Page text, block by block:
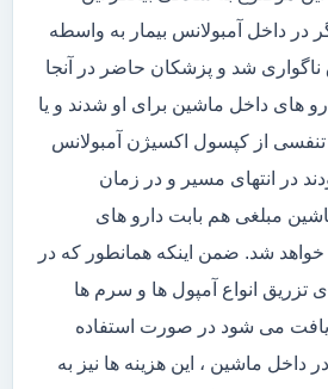
در داخل آمبولانس بیمار به واسطه
ناگواری شد و پزشکان حاضر در آنجا
های داخل ماشین برای او شدند و یا
از کپسول اکسیژن آمبولانس
در انتهای مسیر و در زمان
مبلغی هم بابت دارو های
خواهد شد. ضمن اینکه همانطور که در
تزریق انواع آمپول ها و سرم ها
می شود در صورت استفاده
داخل ماشین ، این هزینه ها نیز به